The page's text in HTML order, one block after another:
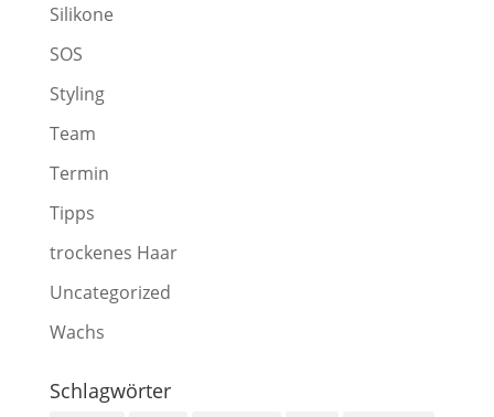
Silikone
SOS
Styling
Team
Termin
Tipps
trockenes Haar
Uncategorized
Wachs
Schlagwörter